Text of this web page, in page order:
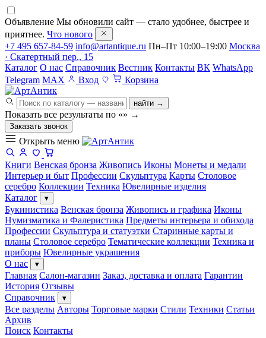
Объявление Мы обновили сайт — стало удобнее, быстрее и
приятнее. Что нового
+7 495 657-84-59 info@artantique.ru Пн–Пт 10:00–19:00 Москва
· Скатертный пер., 15
Каталог О нас Справочник Вестник Контакты ВК WhatsApp
Telegram MAX Вход Корзина
найти →
Показать все результаты по «» →
Заказать звонок
Открыть меню
Книги Венская бронза Живопись Иконы Монеты и медали
Интерьер и быт Профессии Скульптура Карты Столовое
серебро Коллекции Техника Ювелирные изделия
Каталог
▾
Букинистика Венская бронза Живопись и графика Иконы
Нумизматика и Фалеристика Предметы интерьера и обихода
Профессии Скульптура и статуэтки Старинные карты и
планы Столовое серебро Тематические коллекции Техника и
приборы Ювелирные украшения
О нас
▾
Главная Салон-магазин Заказ, доставка и оплата Гарантии
История Отзывы
Справочник
▾
Все разделы Авторы Торговые марки Стили Техники Статьи
Архив
Поиск Контакты